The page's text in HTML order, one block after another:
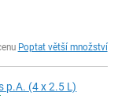
Poptat větší množství
p.A. (4 x 2.5 L)